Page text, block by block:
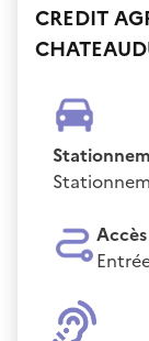
CREDIT
Accès